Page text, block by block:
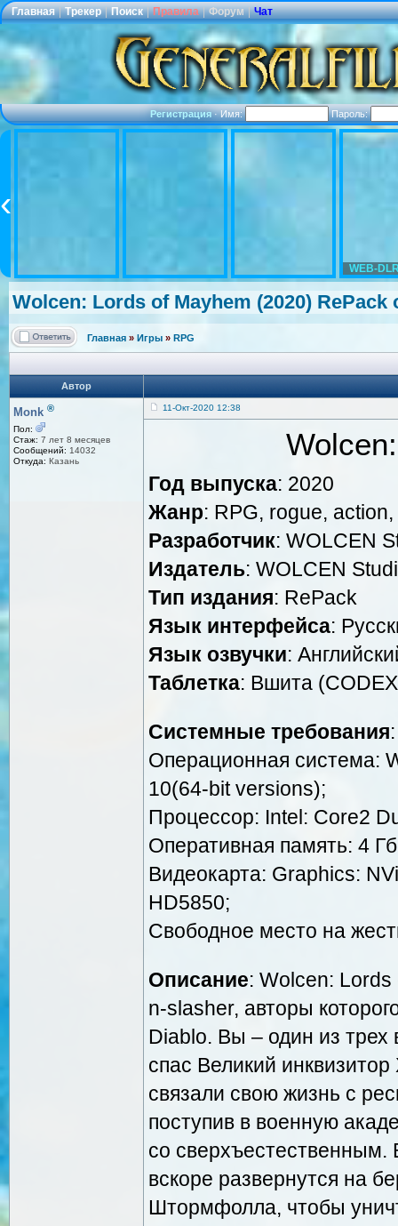
Главная | Трекер | Поиск | Правила | Форум | Чат
Регистрация·Имя: Пароль:
WEB-
Wolcen: Lords of Mayhem (2020) RePack
Главная » Игры » RPG
Автор
Monk ®
Пол:
Стаж: 7 лет 8 месяцев
Сообщений: 14032
Откуда: Казань
11-Окт-2020 12:38
Год выпуска: 2020
Жанр: RPG, rogue,
Разработчик: WOLCEN
Издатель: WOLCEN
Тип издания: RePack
Язык интерфейса:
Язык озвучки:
Таблетка: Вшита
Системные требования:
Операционная система:
10(64-bit versions);
Процессор: Intel: Core2
Оперативная память: 4
Видеокарта: Graphics:
HD5850;
Свободное место на
Описание: Wolcen: Lords
n-slasher, авторы
Diablo. Вы – один из трех
спас Великий
связали свою жизнь с
поступив в военную
со сверхъестественным.
вскоре развернутся на
Штормфолла, чтобы